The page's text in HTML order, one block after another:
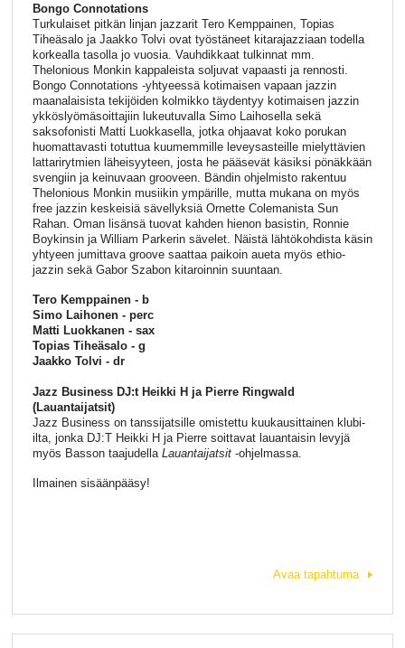
Bongo Connotations
Turkulaiset pitkän linjan jazzarit Tero Kemppainen, Topias
Tiheäsalo ja Jaakko Tolvi ovat työstäneet kitarajazziaan todella
korkealla tasolla jo vuosia. Vauhdikkaat tulkinnat mm.
Thelonious Monkin kappaleista soljuvat vapaasti ja rennosti.
Bongo Connotations -yhtyeessä kotimaisen vapaan jazzin
maanalaisista tekijöiden kolmikko täydentyy kotimaisen jazzin
ykköslyömäsoittajiin lukeutuvalla Simo Laihosella sekä
saksofonisti Matti Luokkasella, jotka ohjaavat koko porukan
huomattavasti totuttua kuumemmille leveysasteille mielyttävien
lattarirytmien läheisyyteen, josta he pääsevät käsiksi pönäkkään
svengiin ja keinuvaan grooveen. Bändin ohjelmisto rakentuu
Thelonious Monkin musiikin ympärille, mutta mukana on myös
free jazzin keskeisiä sävellyksiä Ornette Colemanista Sun
Rahan. Oman lisänsä tuovat kahden hienon basistin, Ronnie
Boykinsin ja William Parkerin sävelet. Näistä lähtökohdista käsin
yhtyeen jumittava groove saattaa paikoin aueta myös ethio-
jazzin sekä Gabor Szabon kitaroinnin suuntaan.
Tero Kemppainen - b
Simo Laihonen - perc
Matti Luokkanen - sax
Topias Tiheäsalo - g
Jaakko Tolvi - dr
Jazz Business DJ:t Heikki H ja Pierre Ringwald
(Lauantaijatsit)
Jazz Business on tanssijatsille omistettu kuukausittainen klubi-
ilta, jonka DJ:T Heikki H ja Pierre soittavat lauantaisin levyjä
myös Basson taajudella Lauantaijatsit-ohjelmassa.
Ilmainen sisäänpääsy!
Avaa tapahtuma